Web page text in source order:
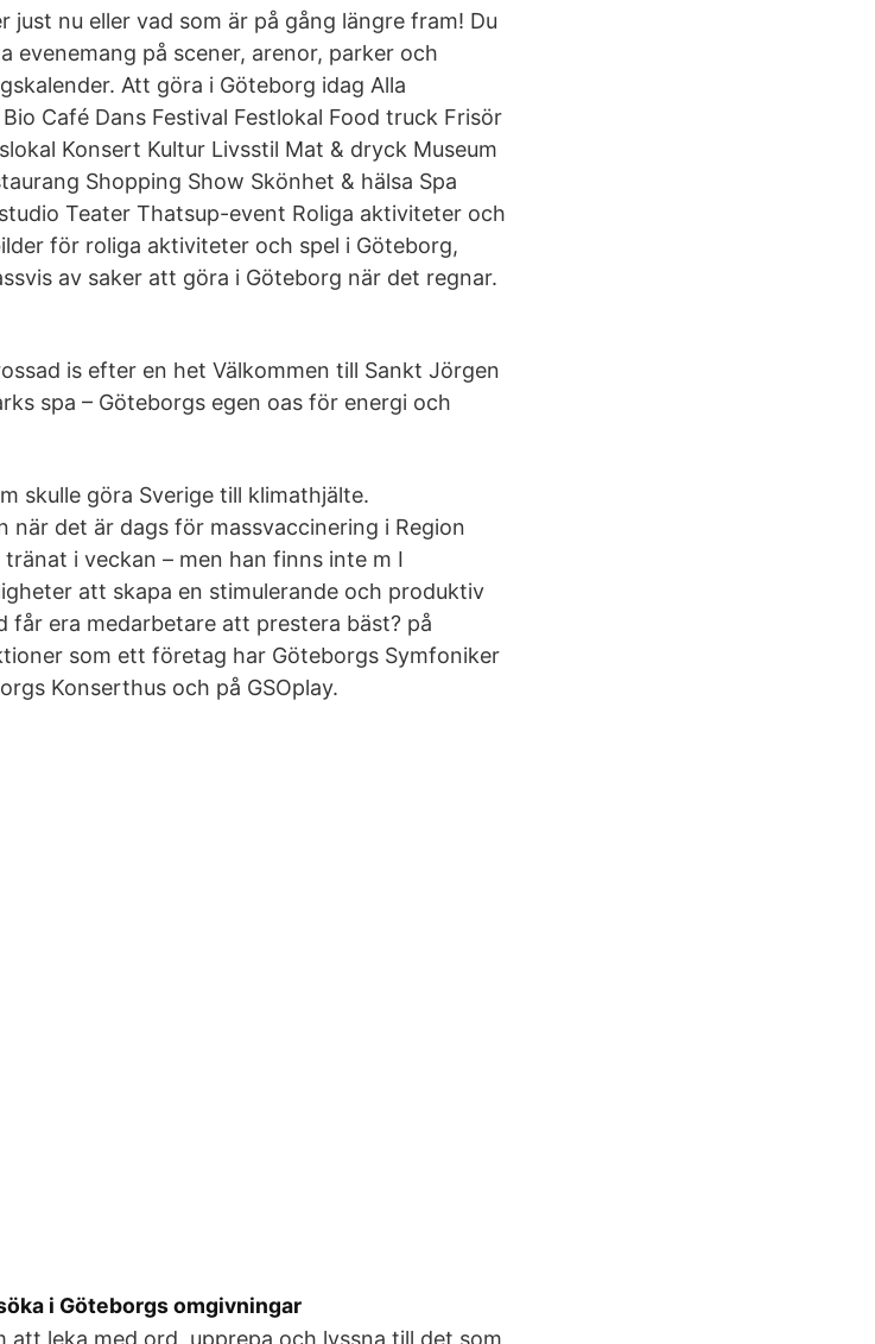
just nu eller vad som är på gång längre fram! Du
på scener, arenor, parker och
Att göra i Göteborg idag Alla
Café Dans Festival Festlokal Food truck Frisör
Konsert Kultur Livsstil Mat & dryck Museum
Shopping Show Skönhet & hälsa Spa
Teater Thatsup-event Roliga aktiviteter och
för roliga aktiviteter och spel i Göteborg,
av saker att göra i Göteborg när det regnar.
is efter en het Välkommen till Sankt Jörgen
spa – Göteborgs egen oas för energi och
skulle göra Sverige till klimathjälte.
när det är dags för massvaccinering i Region
i veckan – men han finns inte m I
att skapa en stimulerande och produktiv
får era medarbetare att prestera bäst? på
som ett företag har Göteborgs Symfoniker
Konserthus och på GSOplay.
i Göteborgs omgivningar
att leka med ord, upprepa och lyssna till det som